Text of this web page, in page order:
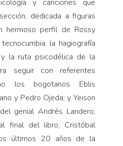
y canciones que
dedicada a figuras
hermoso perfil de Rossy
la hagiografía
la ruta psicodélica de la
seguir con referentes
los bogotanos Eblis
y Pedro Ojeda; y Yeison
genial Andrés Landero,
final del libro, Cristóbal
últimos 20 años de la